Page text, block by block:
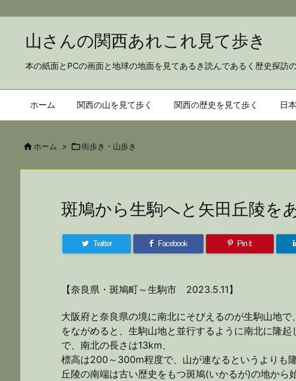
山さんの関西あれこれ見て歩
本の紙面とPCの画面と地球の地面を見てあるき読んであるく歴史探訪
ホーム 関西の山を見て歩く 関西の歴史を見て歩く 日
 ホーム > 街歩き・山歩き
斑鳩から生駒へと矢田丘陵を
Twitter Facebook Pin it
【奈良県・斑鳩町～生駒市 2023.5.11】
大阪府と奈良県の境に南北にそびえるのが生駒山地
をながめると、生駒山地と並行するように南北に隆
で、南北の長さは13km、
標高は200～300m程度で、山が連なるというよりも
丘陵の南端は古い歴史をもつ斑鳩(いかるが)の地か